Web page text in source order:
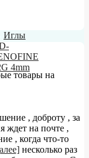
товары на
, доброту , за
ждет на почте ,
, когда что-то
несколько раз
Иглы
4mm